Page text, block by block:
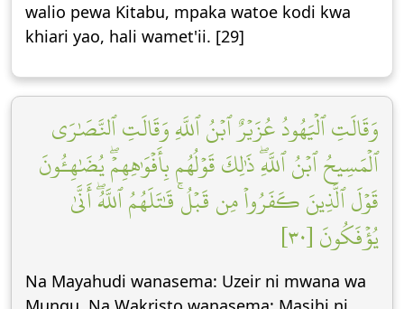
walio pewa Kitabu, mpaka watoe kodi kwa
khiari yao, hali wamet'ii. [29]
وَقَالَتِ ٱلۡيَهُودُ عُزَيۡرٌ ٱبۡنُ ٱللَّهِ وَقَالَتِ ٱلنَّصَٰرَى
ٱلۡمَسِيحُ ٱبۡنُ ٱللَّهِۖ ذَٰلِكَ قَوۡلُهُم بِأَفۡوَٰهِهِمۡۖ يُضَٰهِـُٔونَ
قَوۡلَ ٱلَّذِينَ كَفَرُواْ مِن قَبۡلُۚ قَٰتَلَهُمُ ٱللَّهُۖ أَنَّىٰ
يُؤۡفَكُونَ [٣٠]
Na Mayahudi wanasema: Uzeir ni mwana wa